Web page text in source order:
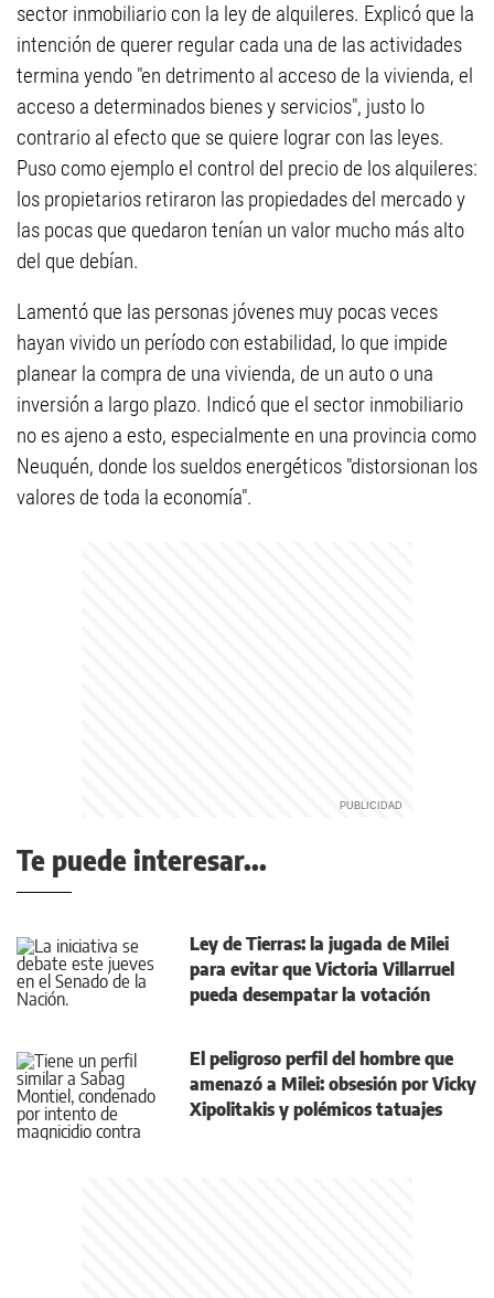
sector inmobiliario con la ley de alquileres. Explicó que la
intención de querer regular cada una de las actividades
termina yendo "en detrimento al acceso de la vivienda, el
acceso a determinados bienes y servicios", justo lo
contrario al efecto que se quiere lograr con las leyes.
Puso como ejemplo el control del precio de los alquileres:
los propietarios retiraron las propiedades del mercado y
las pocas que quedaron tenían un valor mucho más alto
del que debían.
Lamentó que las personas jóvenes muy pocas veces
hayan vivido un período con estabilidad, lo que impide
planear la compra de una vivienda, de un auto o una
inversión a largo plazo. Indicó que el sector inmobiliario
no es ajeno a esto, especialmente en una provincia como
Neuquén, donde los sueldos energéticos "distorsionan los
valores de toda la economía".
Te puede interesar...
Ley de Tierras: la jugada de Milei
para evitar que Victoria Villarruel
pueda desempatar la votación
El peligroso perfil del hombre que
amenazó a Milei: obsesión por Vicky
Xipolitakis y polémicos tatuajes